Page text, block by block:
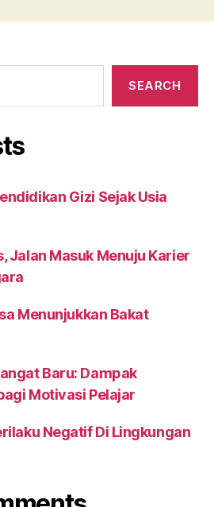
SEARCH
Gizi Sejak Usia
Jalan Masuk Menuju Karier
Menunjukkan Bakat
Baru: Dampak
Motivasi Pelajar
Negatif Di Lingkungan